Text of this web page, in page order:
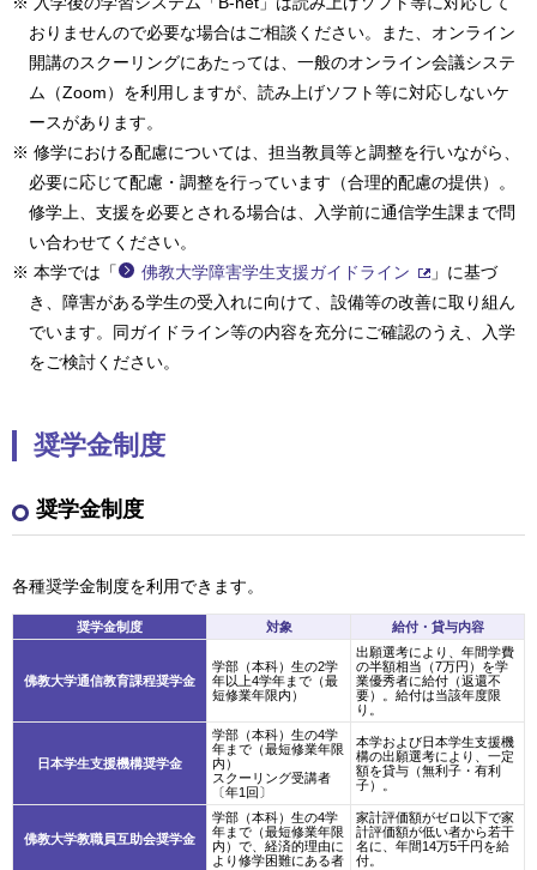
おりませんので必要な場合はご相談ください。また、オンライン
開講のスクーリングにあたっては、一般のオンライン会議システ
ム（Zoom）を利用しますが、読み上げソフト等に対応しないケ
ースがあります。
※ 修学における配慮については、担当教員等と調整を行いながら、
必要に応じて配慮・調整を行っています（合理的配慮の提供）。
修学上、支援を必要とされる場合は、入学前に通信学生課まで問
い合わせてください。
※ 本学では「
佛教大学障害学生支援ガイドライン
」に基づ
き、障害がある学生の受入れに向けて、設備等の改善に取り組ん
でいます。同ガイドライン等の内容を充分にご確認のうえ、入学
をご検討ください。
奨学金制度
奨学金制度
各種奨学金制度を利用できます。
奨学金制度 対象 給付・貸与内容
佛教大学通信教育課程奨学金
学部（本科）生の2学
年以上4学年まで（最
短修業年限内）
出願選考により、年間学費
の半額相当（7万円）を学
業優秀者に給付（返還不
要）。給付は当該年度限
り。
日本学生支援機構奨学金
学部（本科）生の4学
年まで（最短修業年限
内）
スクーリング受講者
〔年1回〕
本学および日本学生支援機
構の出願選考により、一定
額を貸与（無利子・有利
子）。
佛教大学教職員互助会奨学金
学部（本科）生の4学
年まで（最短修業年限
内）で、経済的理由に
より修学困難にある者
家計評価額がゼロ以下で家
計評価額が低い者から若干
名に、年間14万5千円を給
付。